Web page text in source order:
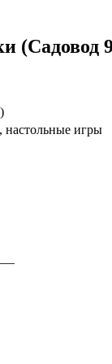
(Садовод
настольные игры